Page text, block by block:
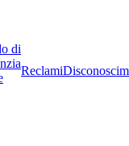
di
Reclami